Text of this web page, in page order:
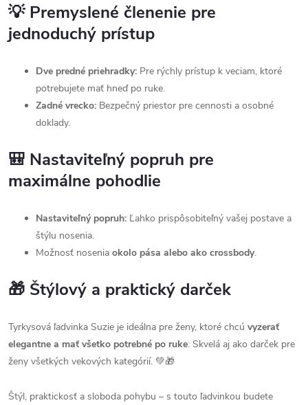
💡 Premyslené členenie pre
jednoduchý prístup
Dve predné priehradky: Pre rýchly prístup k veciam, ktoré
potrebujete mať hneď po ruke.
Zadné vrecko: Bezpečný priestor pre cennosti a osobné
doklady.
🎒 Nastaviteľný popruh pre
maximálne pohodlie
Nastaviteľný popruh: Ľahko prispôsobiteľný vašej postave a
štýlu nosenia.
Možnosť nosenia okolo pása alebo ako crossbody.
🎁 Štýlový a praktický darček
Tyrkysová ľadvinka Suzie je ideálna pre ženy, ktoré chcú vyzerať
elegantne a mať všetko potrebné po ruke. Skvelá aj ako darček pre
ženy všetkých vekových kategórií. 💚🎁
Štýl, praktickosť a sloboda pohybu – s touto ľadvinkou budete